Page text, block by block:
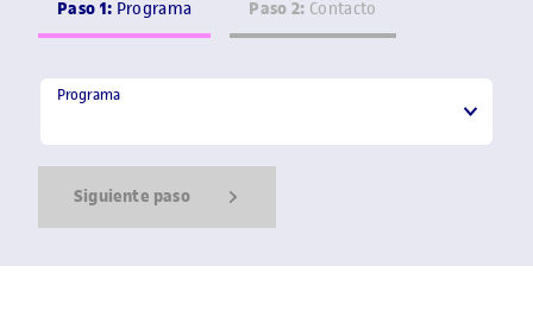
Paso 1: Programa Paso 2: Contacto
Programa
Programa
Siguiente paso